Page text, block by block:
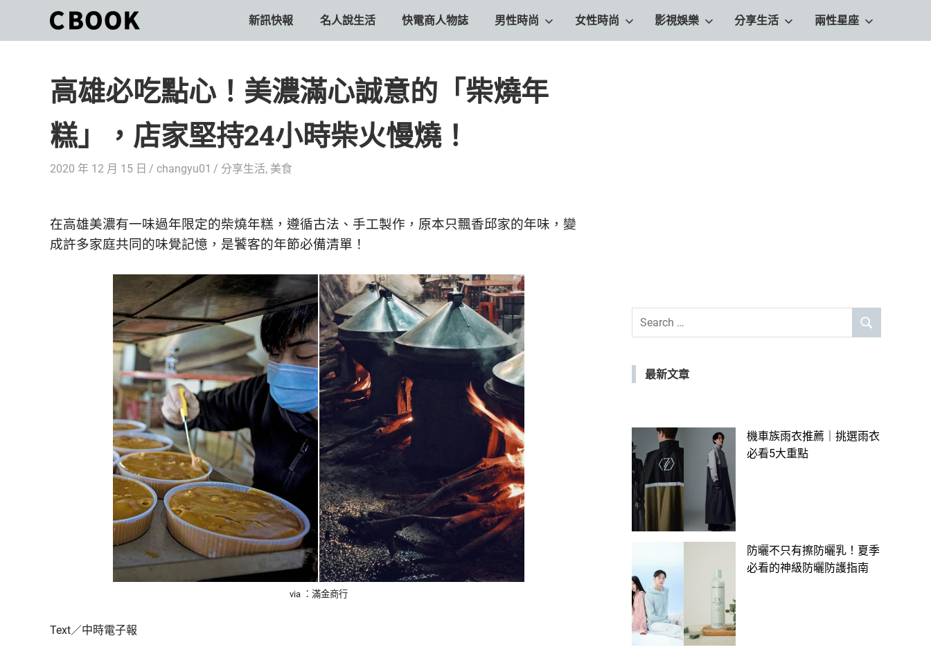
content
你
一
起
活
出
自
己
的
生
活
態
度
World.」
CBOOK
一
本
貼
妳
生
活
鮮
新訊快報 名人說生活 快電商人物誌 男性時尚 女性時尚 影視娛樂 分享生活 兩性星座
高雄必吃點心！美濃滿心誠意的「柴燒年
糕」，店家堅持24小時柴火慢燒！
2020 年 12 月 15 日 changyu01 分享生活, 美食
在高雄美濃有一味過年限定的柴燒年糕，遵循古法、手工製作，原本只飄香邱家的年味，變
成許多家庭共同的味覺記憶，是饕客的年節必備清單！
via ：滿金商行
Text／中時電子報
Search
SEARCH
最新文章
機車族雨衣推薦｜挑選雨衣
必看5大重點
防曬不只有擦防曬乳！夏季
必看的神級防曬防護指南